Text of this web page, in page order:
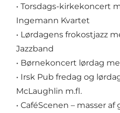
• Torsdags-kirkekoncert
Ingemann Kvartet
• Lørdagens frokostjazz
Jazzband
• Børnekoncert lørdag
• Irsk Pub fredag og
McLaughlin m.fl.
• CaféScenen – masser